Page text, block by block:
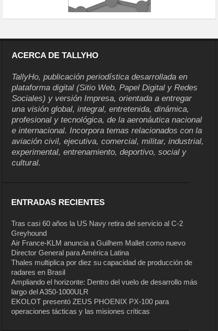
ACERCA DE TALLYHO
TallyHo, publicación periodística desarrollada en
plataforma digital (Sitio Web, Papel Digital y Redes
Sociales) y versión Impresa, orientada a entregar
una visión global, integral, entretenida, dinámica,
profesional y tecnológica, de la aeronáutica nacional
e internacional. Incorpora temas relacionados con la
aviación civil, ejecutiva, comercial, militar, industrial,
experimental, entrenamiento, deportivo, social y
cultural.
ENTRADAS RECIENTES
Tras casi 60 años la US Navy retira del servicio al C-2
Greyhound
Air France-KLM anuncia a Guilhem Mallet como nuevo
Director General para América Latina
Thales multiplica por diez su capacidad de producción de
radares en Brasil
Ampliando el horizonte: Dentro del vuelo de desarrollo más
largo del A350-1000ULR
EKOLOT presentó ZEUS PHOENIX PX-100 para
operaciones tácticas y las misiones críticas